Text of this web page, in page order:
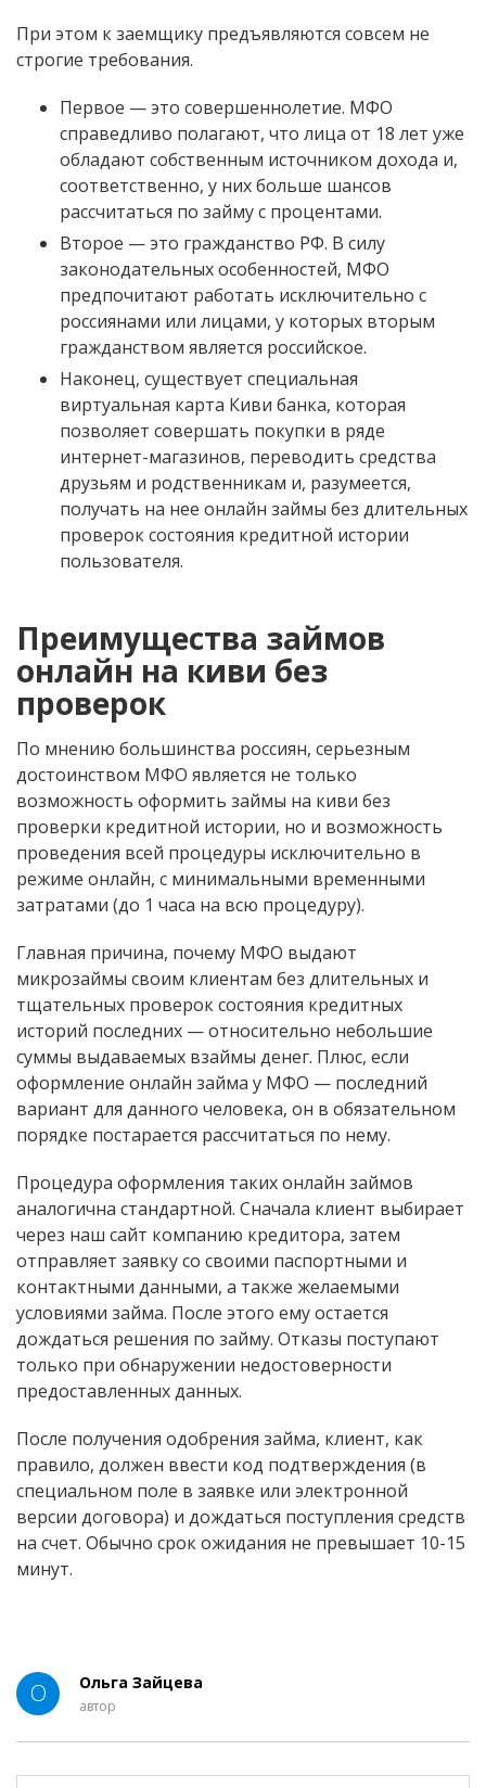
При этом к заемщику предъявляются совсем не
строгие требования.
Первое — это совершеннолетие. МФО
справедливо полагают, что лица от 18 лет уже
обладают собственным источником дохода и,
соответственно, у них больше шансов
рассчитаться по займу с процентами.
Второе — это гражданство РФ. В силу
законодательных особенностей, МФО
предпочитают работать исключительно с
россиянами или лицами, у которых вторым
гражданством является российское.
Наконец, существует специальная
виртуальная карта Киви банка, которая
позволяет совершать покупки в ряде
интернет-магазинов, переводить средства
друзьям и родственникам и, разумеется,
получать на нее онлайн займы без длительных
проверок состояния кредитной истории
пользователя.
Преимущества займов
онлайн на киви без
проверок
По мнению большинства россиян, серьезным
достоинством МФО является не только
возможность оформить займы на киви без
проверки кредитной истории, но и возможность
проведения всей процедуры исключительно в
режиме онлайн, с минимальными временными
затратами (до 1 часа на всю процедуру).
Главная причина, почему МФО выдают
микрозаймы своим клиентам без длительных и
тщательных проверок состояния кредитных
историй последних — относительно небольшие
суммы выдаваемых взаймы денег. Плюс, если
оформление онлайн займа у МФО — последний
вариант для данного человека, он в обязательном
порядке постарается рассчитаться по нему.
Процедура оформления таких онлайн займов
аналогична стандартной. Сначала клиент выбирает
через наш сайт компанию кредитора, затем
отправляет заявку со своими паспортными и
контактными данными, а также желаемыми
условиями займа. После этого ему остается
дождаться решения по займу. Отказы поступают
только при обнаружении недостоверности
предоставленных данных.
После получения одобрения займа, клиент, как
правило, должен ввести код подтверждения (в
специальном поле в заявке или электронной
версии договора) и дождаться поступления средств
на счет. Обычно срок ожидания не превышает 10-15
минут.
О Ольга Зайцева
автор